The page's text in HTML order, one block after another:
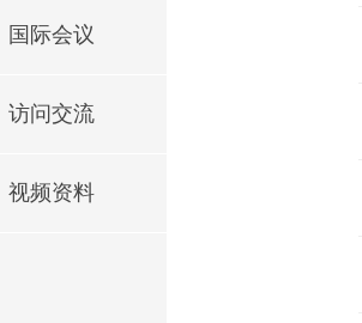
国际会议
访问交流
视频资料